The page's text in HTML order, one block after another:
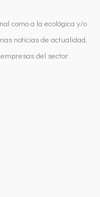
como a la ecológica y/o
noticias de actualidad,
del sector.